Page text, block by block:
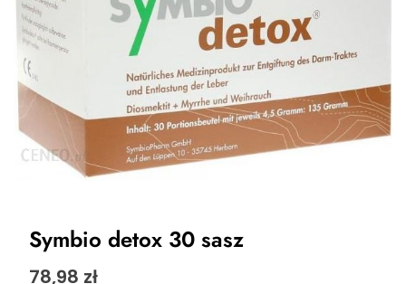
Symbio detox 30 sasz
78,98 zł